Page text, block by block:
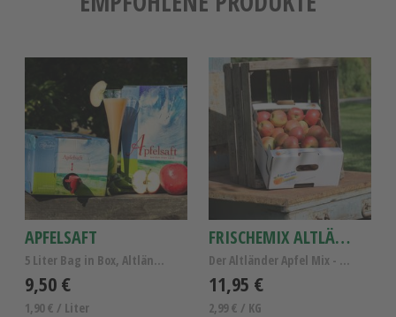
APFELSAFT
5 Liter Bag in Box, Altländer Apfelsaft naturtrüb
9,50 €
1,90 € / Liter
FRISCHEMIX ALTLÄNDER ÄPFEL
Der Altländer Apfel Mix - Altländer Apfelsorten
11,95 €
2,99 € / KG